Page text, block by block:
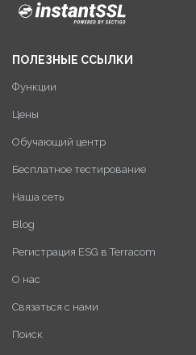
ПОЛЕЗНЫЕ ССЫЛКИ
Функции
Цены
Обучающий центр
Бесплатное тестирование
Наша сеть
Blog
Регистрация ESG в Terracom
О нас
Связаться с нами
Поиск